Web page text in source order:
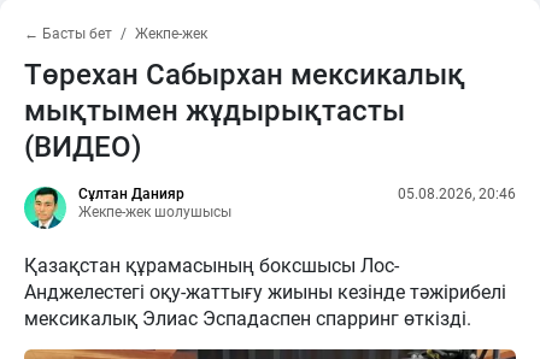
← Басты бет Жекпе-жек
Төрехан Сабырхан мексикалық
мықтымен жұдырықтасты
(ВИДЕО)
Сұлтан Данияр
Жекпе-жек шолушысы
05.08.2026, 20:46
Қазақстан құрамасының боксшысы Лос-
Анджелестегі оқу-жаттығу жиыны кезінде тәжірибелі
мексикалық Элиас Эспадаспен спарринг өткізді.